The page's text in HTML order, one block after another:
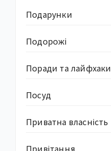
Подарунки
Подорожі
Поради та лайфхаки
Посуд
Приватна власність